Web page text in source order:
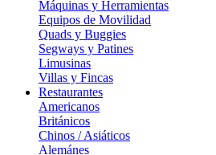
Máquinas y Herramientas
Equipos de Movilidad
Quads y Buggies
Segways y Patines
Limusinas
Villas y Fincas
Restaurantes
Americanos
Británicos
Chinos / Asiáticos
Alemánes